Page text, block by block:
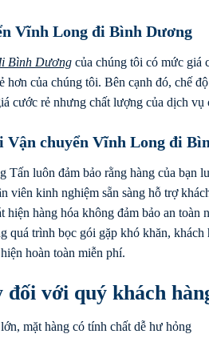
Vĩnh Long đi Bình Dương
Bình Dương của chúng tôi có mức giá
của chúng tôi. Bên cạnh đó, chế
cước rẻ nhưng chất lượng của dịch
Vận chuyển Vĩnh Long đi
luôn đảm bảo rằng hàng của bạn
kinh nghiệm sẵn sàng hỗ trợ
hàng hóa không đảm bảo an toàn
quá trình bọc gói gặp khó khăn,
hoàn toàn miễn phí.
với quý khách
mặt hàng có tính chất dễ hư hỏng